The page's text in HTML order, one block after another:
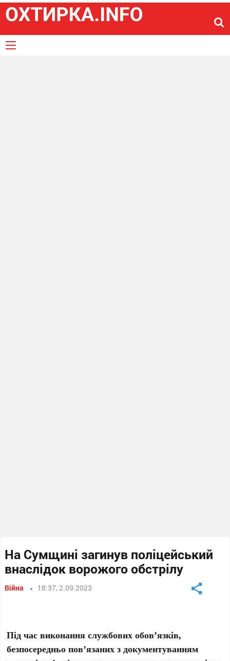
На Сумщині загинув поліцейський
внаслідок ворожого обстрілу
Війна 18:37, 2.09.2023
Під час виконання службових обов’язків,
безпосередньо пов’язаних з документуванням